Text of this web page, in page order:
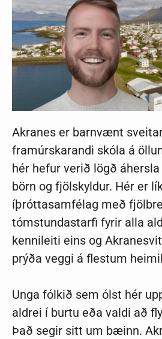
Akranes er barnvænt
framúrskarandi skóla á
hér hefur verið lögð
börn og fjölskyldur. Hér er
íþróttasamfélag með
tómstundastarfi fyrir alla
kennileiti eins og
prýða veggi á flestum
Unga fólkið sem ólst hér
aldrei í burtu eða valdi að
Það segir sitt um bæinn.